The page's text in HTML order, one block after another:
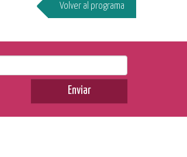
Volver al programa
Enviar